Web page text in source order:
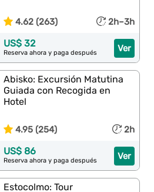
4.62 (263) 2h–3h
Ver
US$ 32
Reserva ahora y paga después
Abisko: Excursión Matutina
Guiada con Recogida en
Hotel
4.95 (254) 2h
Ver
US$ 86
Reserva ahora y paga después
Estocolmo: Tour